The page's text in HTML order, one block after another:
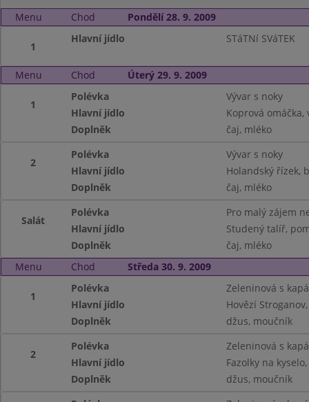
Menu Chod Pondělí 28. 9. 2009
1
Hlavní jídlo STáTNí SVáTEK
Menu Chod Úterý 29. 9. 2009
1
Polévka
Vývar s noky
Hlavní jídlo
Koprová
Doplněk
čaj, mléko
2
Polévka
Vývar s noky
Hlavní jídlo
Holandský řízek,
Doplněk
čaj, mléko
Salát
Polévka
Pro malý zájem
Hlavní jídlo
Studený talíř,
Doplněk
čaj, mléko
Menu
Chod Středa 30. 9. 2009
1
Polévka
Zeleninová s
Hlavní jídlo
Hovězí
Doplněk
džus, moučník
2
Polévka
Zeleninová s
Hlavní jídlo
Fazolky na
Doplněk
džus, moučník